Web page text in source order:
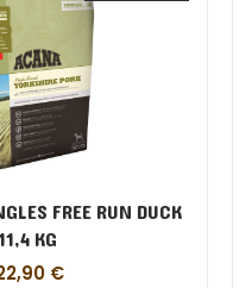
FREE RUN DUCK
KG
€